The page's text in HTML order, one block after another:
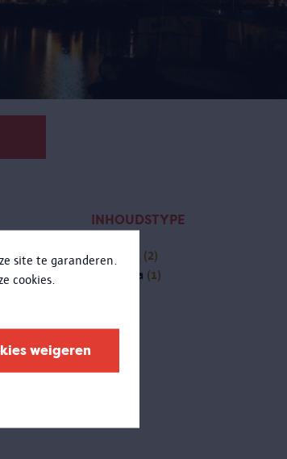
site te garanderen.
cookies.
weigeren
INHOUDSTYPE
activiteit (2)
pagina (1)